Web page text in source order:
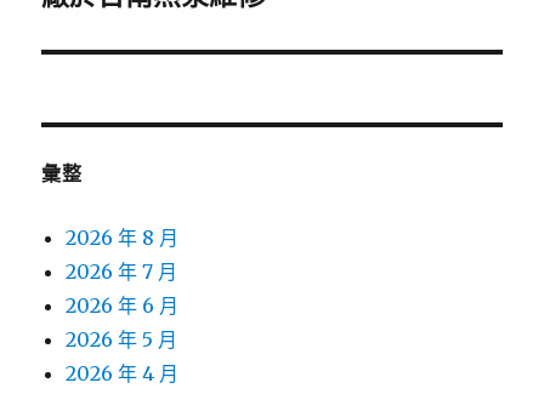
文
彙整
2026 年 8 月
2026 年 7 月
2026 年 6 月
2026 年 5 月
2026 年 4 月